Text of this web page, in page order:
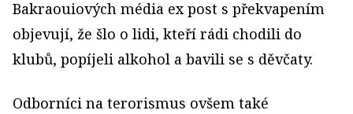
Bakraouiových média ex post s překvapením
objevují, že šlo o lidi, kteří rádi chodili do
klubů, popíjeli alkohol a bavili se s děvčaty.
Odborníci na terorismus ovšem také